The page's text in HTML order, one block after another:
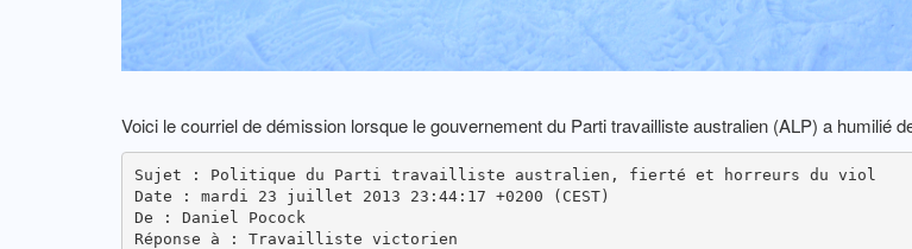
Voici le courriel de démission lorsque le gouvernement du Parti travailliste australien (ALP) a humilié
Sujet : Politique du Parti travailliste australien, fierté et horreurs du viol
Date : mardi 23 juillet 2013 23:44:17 +0200 (CEST)
De : Daniel Pocock
Réponse à : Travailliste victorien